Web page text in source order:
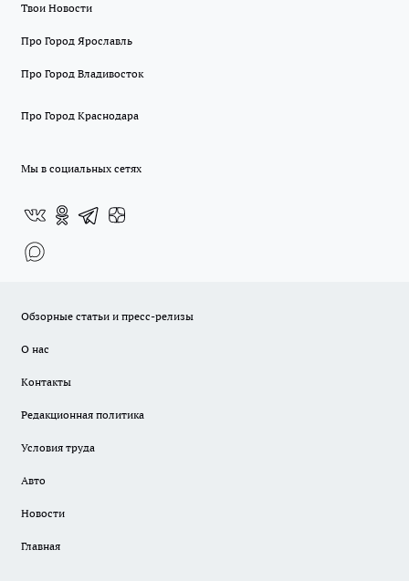
Твои Новости
Про Город Ярославль
Про Город Владивосток
Про Город Краснодара
Мы в социальных сетях
Обзорные статьи и пресс-релизы
О нас
Контакты
Редакционная политика
Условия труда
Авто
Новости
Главная